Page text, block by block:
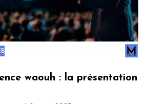
waouh : la présentation